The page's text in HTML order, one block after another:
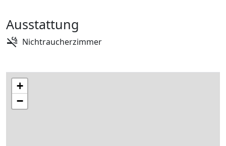
Ausstattung
Nichtraucherzimmer
+
−